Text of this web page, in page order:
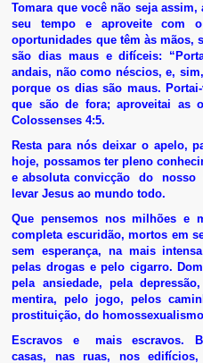
Tomara que você não seja
seu tempo e aproveite com
oportunidades que têm às mãos,
são dias maus e difíceis:
andais, não como néscios, e,
porque os dias são maus.
que são de fora; aproveitai as
Colossenses 4:5.
Resta para nós deixar o apelo,
hoje, possamos ter pleno
e absoluta convicção do nosso
levar Jesus ao mundo todo.
Que pensemos nos milhões e
completa escuridão, mortos em
sem esperança, na mais
pelas drogas e pelo cigarro.
pela ansiedade, pela
mentira, pelo jogo, pelos
prostituição, do
Escravos e mais escravos.
casas, nas ruas, nos